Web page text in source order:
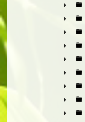
►
►
►
►
►
►
►
►
►